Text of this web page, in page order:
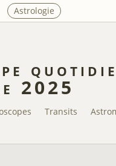
Astrologie
2025
Transits